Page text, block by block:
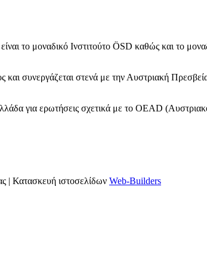
το μοναδικό Ινστιτούτο ÖSD καθώς και το
και συνεργάζεται στενά με την Αυστριακή
για ερωτήσεις σχετικά με το OΕAD
| Κατασκευή ιστοσελίδων Web-Builders